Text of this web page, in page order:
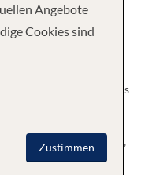
and enchanting
capacity of 182
of wonderful
‘Star Ships’, the
made their debut voyages
You’ll enjoy all the
system in the balcony
make the “Star Ships”
winners for best new
Angebote
Cookies sind
Zustimmen